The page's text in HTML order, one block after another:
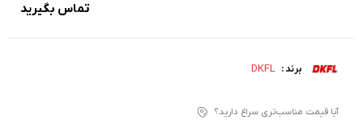
تماس بگیرید
برند : DKFL
آیا قیمت مناسب‌تری سراغ دارید؟